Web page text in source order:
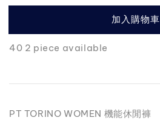
加入購物車
40 2 piece available
PT TORINO WOMEN 機能休閒褲